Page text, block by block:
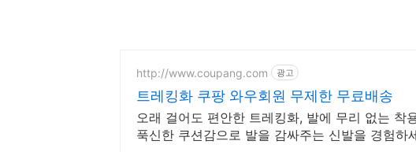
http://www.coupang.com 광고
트레킹화 쿠팡 와우회원 무제한 무료배송
오래 걸어도 편안한 트레킹화, 발에 무리 없는 착
푹신한 쿠션감으로 발을 감싸주는 신발을 경험하